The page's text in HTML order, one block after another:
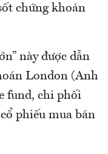
chứng khoán
này được dẫn
London (Anh
fund, chi phối
phiếu mua bán